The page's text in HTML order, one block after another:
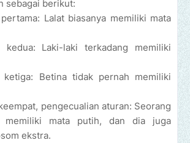
sebagai berikut:
Lalat biasanya memiliki mata
kedua: Laki-laki terkadang memiliki
ketiga: Betina tidak pernah memiliki
pengecualian aturan: Seorang
memiliki mata putih, dan dia juga
ekstra.